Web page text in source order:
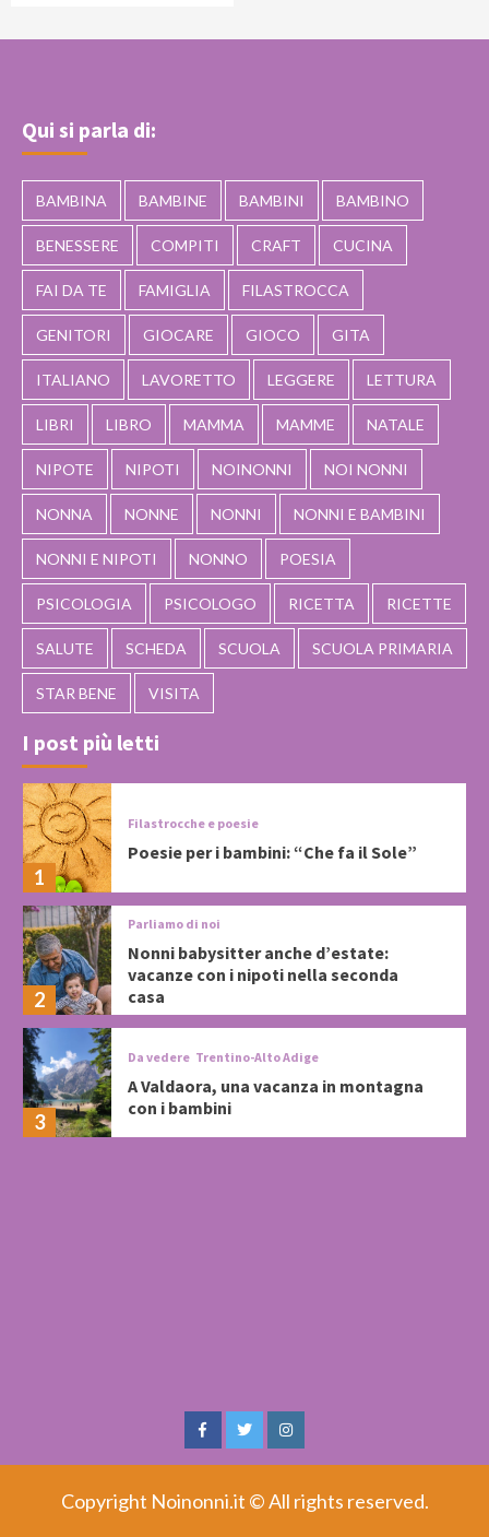
Qui si parla di:
BAMBINA BAMBINE BAMBINI BAMBINO
BENESSERE COMPITI CRAFT CUCINA
FAI DA TE FAMIGLIA FILASTROCCA
GENITORI GIOCARE GIOCO GITA
ITALIANO LAVORETTO LEGGERE LETTURA
LIBRI LIBRO MAMMA MAMME NATALE
NIPOTE NIPOTI NOINONNI NOI NONNI
NONNA NONNE NONNI NONNI E BAMBINI
NONNI E NIPOTI NONNO POESIA
PSICOLOGIA PSICOLOGO RICETTA RICETTE
SALUTE SCHEDA SCUOLA SCUOLA PRIMARIA
STAR BENE VISITA
I post più letti
1
Filastrocche e poesie
Poesie per i bambini: “Che fa il Sole”
2
Parliamo di noi
Nonni babysitter anche d’estate:
vacanze con i nipoti nella seconda
casa
3
Da vedere Trentino-Alto Adige
A Valdaora, una vacanza in montagna
con i bambini
FacebookTwitterInstagram
Copyright Noinonni.it © All rights reserved.